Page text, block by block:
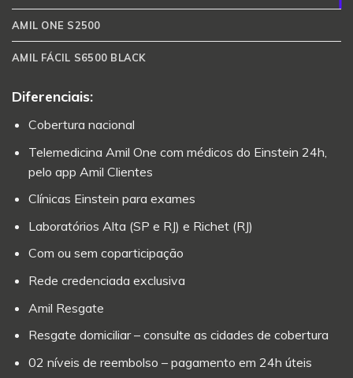
AMIL ONE S2500
AMIL FÁCIL S6500 BLACK
Diferenciais:
Cobertura nacional
Telemedicina Amil One com médicos do Einstein 24h,
pelo app Amil Clientes
Clínicas Einstein para exames
Laboratórios Alta (SP e RJ) e Richet (RJ)
Com ou sem coparticipação
Rede credenciada exclusiva
Amil Resgate
Resgate domiciliar – consulte as cidades de cobertura
02 níveis de reembolso – pagamento em 24h úteis